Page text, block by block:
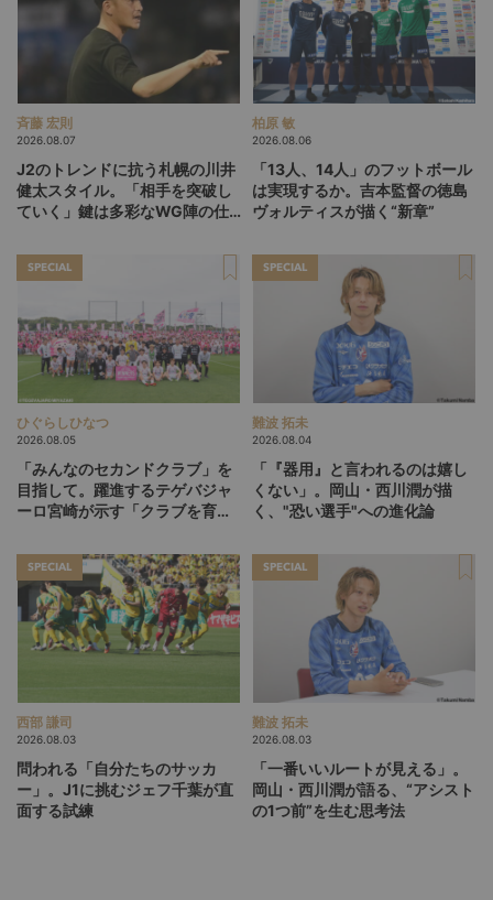
斉藤 宏則
2026.08.07
J2のトレンドに抗う札幌の川井
健太スタイル。「相手を突破し
ていく」鍵は多彩なWG陣の仕
柏原 敏
2026.08.06
「13人、14人」のフットボール
は実現するか。吉本監督の徳島
ヴォルティスが描く“新章”
SPECIAL
ひぐらしひなつ
2026.08.05
「みんなのセカンドクラブ」を
目指して。躍進するテゲバジャ
ーロ宮崎が示す「クラブを育て
SPECIAL
難波 拓未
2026.08.04
「『器用』と言われるのは嬉し
くない」。岡山・西川潤が描
く、"恐い選手"への進化論
SPECIAL
西部 謙司
2026.08.03
問われる「自分たちのサッカ
ー」。J1に挑むジェフ千葉が直
面する試練
SPECIAL
難波 拓未
2026.08.03
「一番いいルートが見える」。
岡山・西川潤が語る、“アシスト
の1つ前”を生む思考法